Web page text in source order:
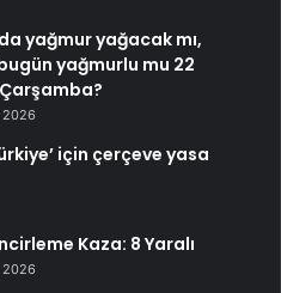
yağmur yağacak mı,
yağmurlu mu 22
2026
için çerçeve yasa
Kaza: 8 Yaralı
2026